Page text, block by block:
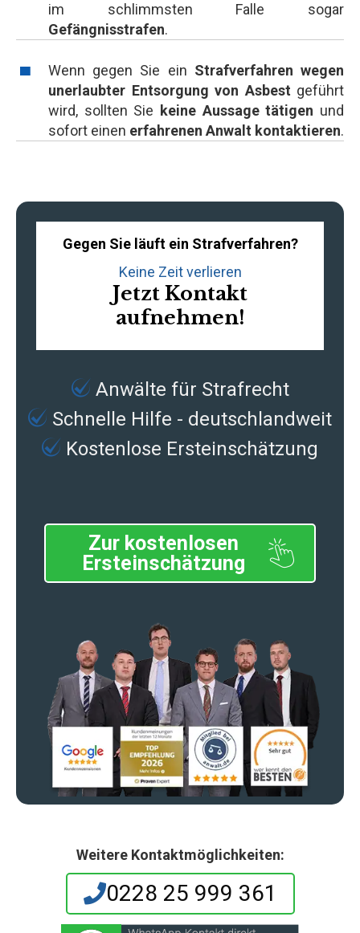
im schlimmsten Falle sogar
Gefängnisstrafen.
Wenn gegen Sie ein Strafverfahren wegen
unerlaubter Entsorgung von Asbest geführt
wird, sollten Sie keine Aussage tätigen und
sofort einen erfahrenen Anwalt kontaktieren.
Gegen Sie läuft ein Strafverfahren?
Keine Zeit verlieren
Jetzt Kontakt
aufnehmen!
Anwälte für Strafrecht
Schnelle Hilfe - deutschlandweit
Kostenlose Ersteinschätzung
Zur kostenlosen
Ersteinschätzung
Weitere Kontaktmöglichkeiten:
0228 25 999 361